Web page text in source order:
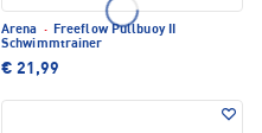
Arena · Freeflow Pullbuoy II
Schwimmtrainer
€ 21,99